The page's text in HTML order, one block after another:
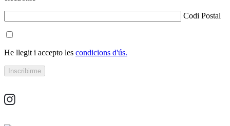
Codi Postal
He llegit i accepto les condicions d'ús.